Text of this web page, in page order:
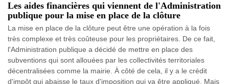
Les aides financières qui viennent de l'Administration
publique pour la mise en place de la clôture
La mise en place de la clôture peut être une opération à la fois
très complexe et très coûteuse pour les propriétaires. De ce fait,
l'Administration publique a décidé de mettre en place des
subventions qui sont allouées par les collectivités territoriales
décentralisées comme la mairie. À côté de cela, il y a le crédit
d'impôt qui abaisse le taux d'imposition qui va être appliqué. Mais